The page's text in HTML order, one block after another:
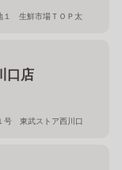
１ 生鮮市場ＴＯＰ太
口店
号 東武ストア西川口